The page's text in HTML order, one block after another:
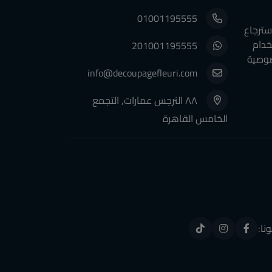
01001195555
201001195555
info@decoupagefleuri.com
٨٨ النرجس عمارات, التجمع
الخامس القاهرة